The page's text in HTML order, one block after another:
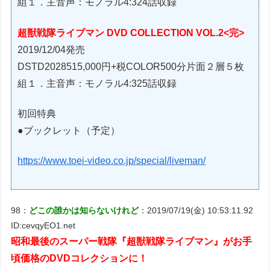
組１．主音声：モノラル4:324話収録
超獣戦隊ライブマン DVD COLLECTION VOL.2<完>
2019/12/04発売
DSTD2028515,000円+税COLOR500分片面２層５枚
組１．主音声：モノラル4:325話収録
初回特典
●ブックレット（予定）
https://www.toei-video.co.jp/special/liveman/
98： どこの誰かは知らないけれど：2019/07/19(金) 10:53:11.92
ID:cevqyEO1.net
昭和最後のスーパー戦隊『超獣戦隊ライブマン』がお手
頃価格のDVDコレクションに！